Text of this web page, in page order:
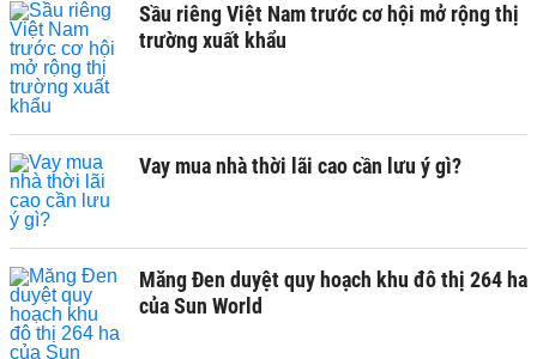
Sầu riêng Việt Nam trước cơ hội mở rộng thị
trường xuất khẩu
Vay mua nhà thời lãi cao cần lưu ý gì?
Măng Đen duyệt quy hoạch khu đô thị 264 ha
của Sun World